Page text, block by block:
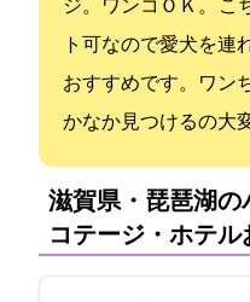
ジ。ワンコＯＫ。 こ
ト可なので愛犬を連
おすすめです。ワン
かなか見つけるの大
滋賀県・琵琶湖の
コテージ・ホテル